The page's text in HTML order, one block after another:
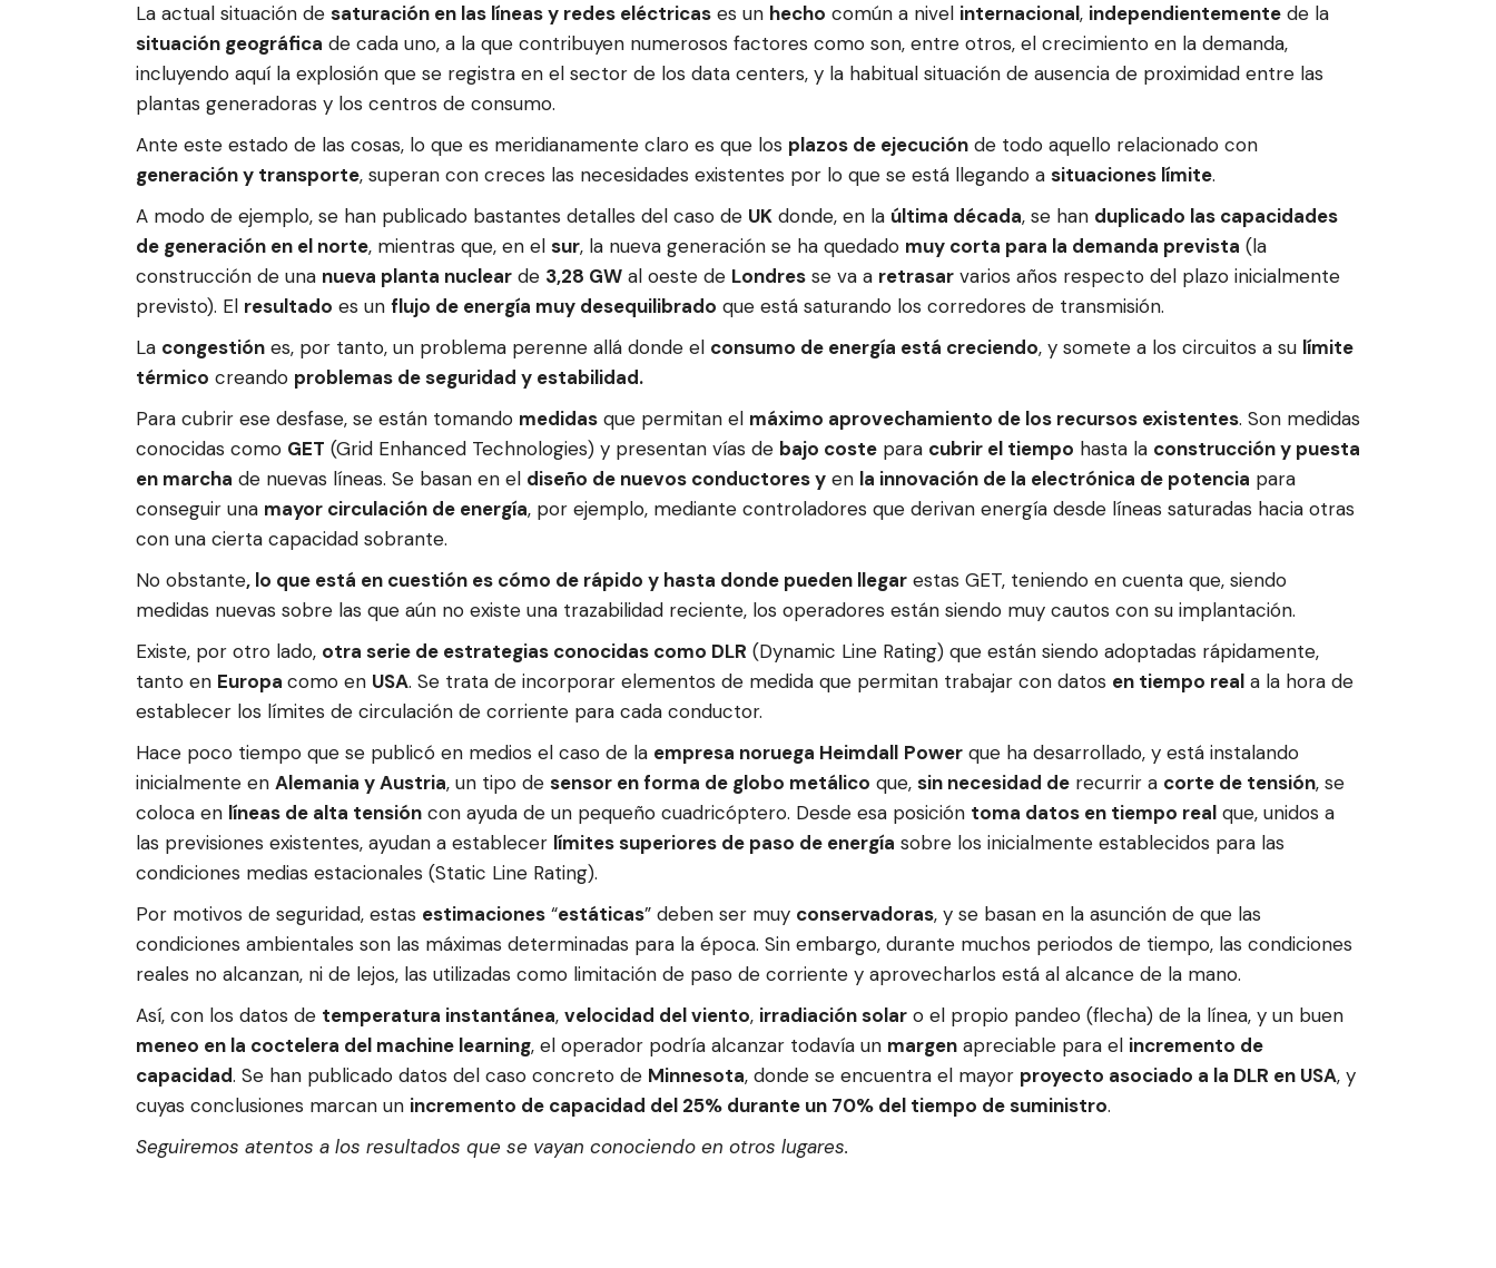
La actual situación de saturación en las líneas y redes eléctricas es un hecho común a nivel internacional, independientemente de la
situación geográfica de cada uno, a la que contribuyen numerosos factores como son, entre otros, el crecimiento en la demanda,
incluyendo aquí la explosión que se registra en el sector de los data centers, y la habitual situación de ausencia de proximidad entre las
plantas generadoras y los centros de consumo.
Ante este estado de las cosas, lo que es meridianamente claro es que los plazos de ejecución de todo aquello relacionado con
generación y transporte, superan con creces las necesidades existentes por lo que se está llegando a situaciones límite.
A modo de ejemplo, se han publicado bastantes detalles del caso de UK donde, en la última década, se han duplicado las capacidades
de generación en el norte, mientras que, en el sur, la nueva generación se ha quedado muy corta para la demanda prevista (la
construcción de una nueva planta nuclear de 3,28 GW al oeste de Londres se va a retrasar varios años respecto del plazo inicialmente
previsto). El resultado es un flujo de energía muy desequilibrado que está saturando los corredores de transmisión.
La congestión es, por tanto, un problema perenne allá donde el consumo de energía está creciendo, y somete a los circuitos a su límite
térmico creando problemas de seguridad y estabilidad.
Para cubrir ese desfase, se están tomando medidas que permitan el máximo aprovechamiento de los recursos existentes. Son medidas
conocidas como GET (Grid Enhanced Technologies) y presentan vías de bajo coste para cubrir el tiempo hasta la construcción y puesta
en marcha de nuevas líneas. Se basan en el diseño de nuevos conductores y en la innovación de la electrónica de potencia para
conseguir una mayor circulación de energía, por ejemplo, mediante controladores que derivan energía desde líneas saturadas hacia otras
con una cierta capacidad sobrante.
No obstante, lo que está en cuestión es cómo de rápido y hasta donde pueden llegar estas GET, teniendo en cuenta que, siendo
medidas nuevas sobre las que aún no existe una trazabilidad reciente, los operadores están siendo muy cautos con su implantación.
Existe, por otro lado, otra serie de estrategias conocidas como DLR (Dynamic Line Rating) que están siendo adoptadas rápidamente,
tanto en Europa como en USA. Se trata de incorporar elementos de medida que permitan trabajar con datos en tiempo real a la hora de
establecer los límites de circulación de corriente para cada conductor.
Hace poco tiempo que se publicó en medios el caso de la empresa noruega Heimdall Power que ha desarrollado, y está instalando
inicialmente en Alemania y Austria, un tipo de sensor en forma de globo metálico que, sin necesidad de recurrir a corte de tensión, se
coloca en líneas de alta tensión con ayuda de un pequeño cuadricóptero. Desde esa posición toma datos en tiempo real que, unidos a
las previsiones existentes, ayudan a establecer límites superiores de paso de energía sobre los inicialmente establecidos para las
condiciones medias estacionales (Static Line Rating).
Por motivos de seguridad, estas estimaciones “estáticas” deben ser muy conservadoras, y se basan en la asunción de que las
condiciones ambientales son las máximas determinadas para la época. Sin embargo, durante muchos periodos de tiempo, las condiciones
reales no alcanzan, ni de lejos, las utilizadas como limitación de paso de corriente y aprovecharlos está al alcance de la mano.
Así, con los datos de temperatura instantánea, velocidad del viento, irradiación solar o el propio pandeo (flecha) de la línea, y un buen
meneo en la coctelera del machine learning, el operador podría alcanzar todavía un margen apreciable para el incremento de
capacidad. Se han publicado datos del caso concreto de Minnesota, donde se encuentra el mayor proyecto asociado a la DLR en USA, y
cuyas conclusiones marcan un incremento de capacidad del 25% durante un 70% del tiempo de suministro.
Seguiremos atentos a los resultados que se vayan conociendo en otros lugares.